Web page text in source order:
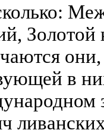
Золотой
в